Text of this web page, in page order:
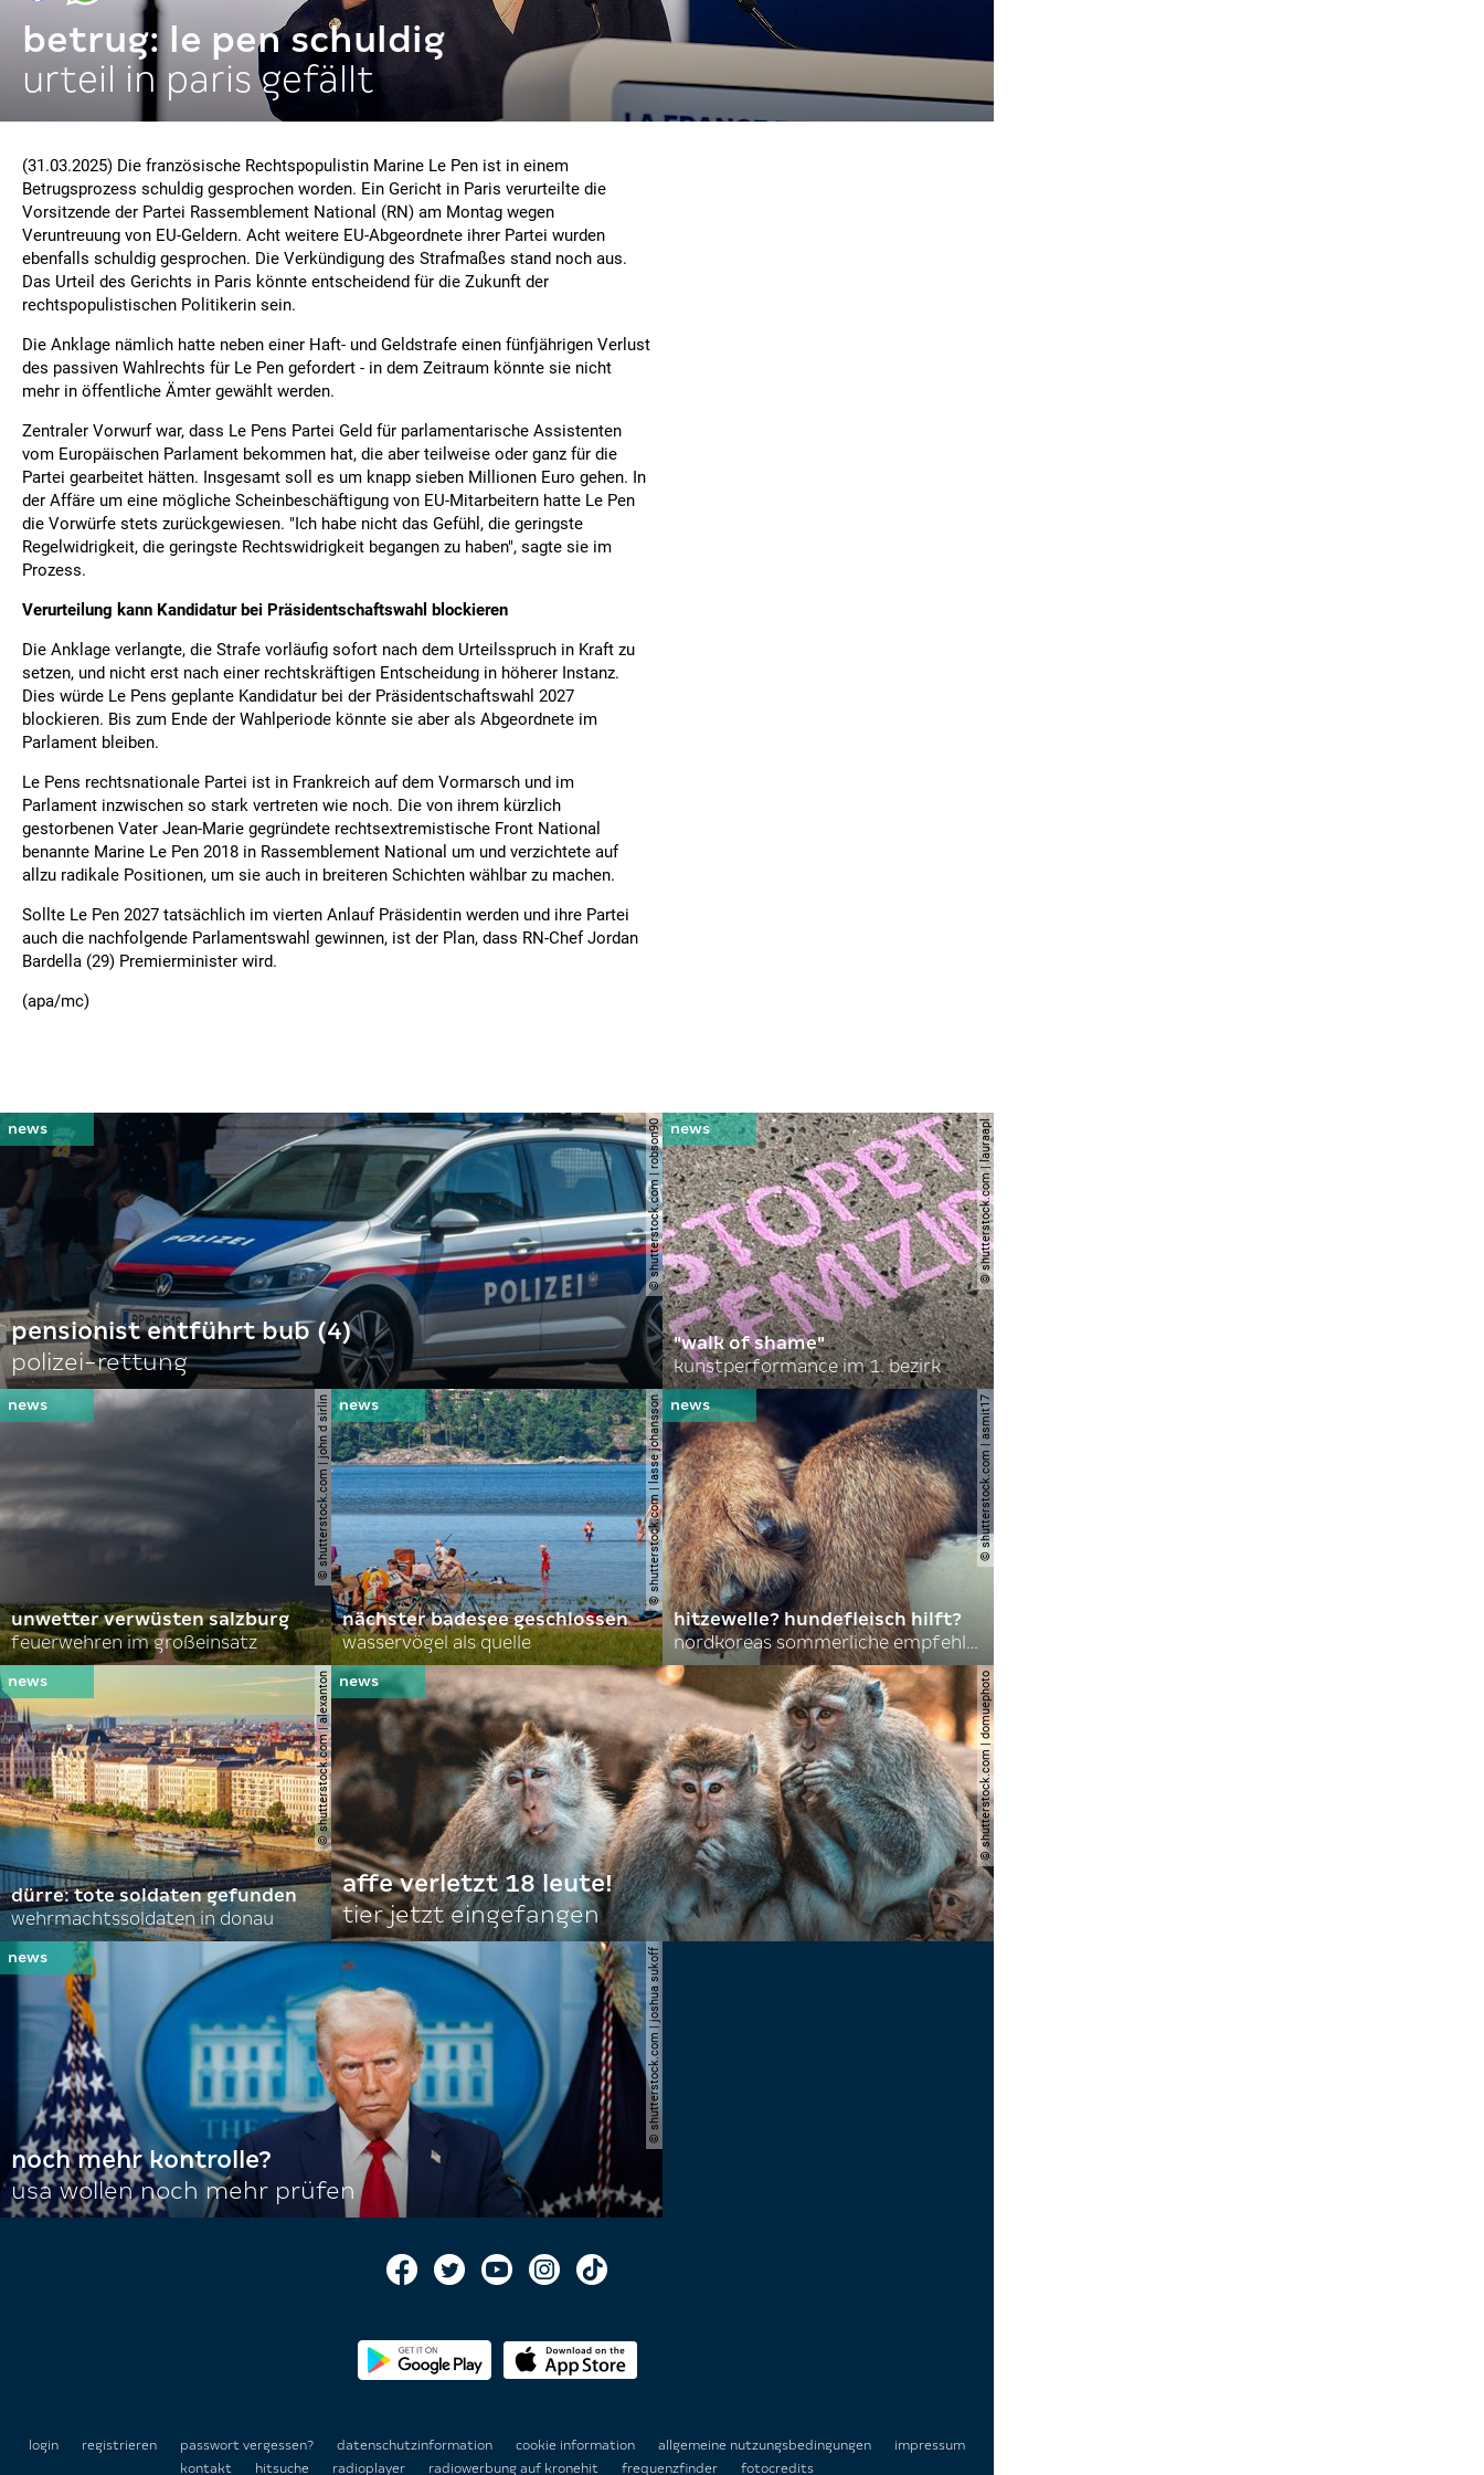
betrug: le pen schuldig
urteil in paris gefällt
(31.03.2025) Die französische Rechtspopulistin Marine Le Pen ist in einem
Betrugsprozess schuldig gesprochen worden. Ein Gericht in Paris verurteilte die
Vorsitzende der Partei Rassemblement National (RN) am Montag wegen
Veruntreuung von EU-Geldern. Acht weitere EU-Abgeordnete ihrer Partei wurden
ebenfalls schuldig gesprochen. Die Verkündigung des Strafmaßes stand noch aus.
Das Urteil des Gerichts in Paris könnte entscheidend für die Zukunft der
rechtspopulistischen Politikerin sein.
Die Anklage nämlich hatte neben einer Haft- und Geldstrafe einen fünfjährigen Verlust
des passiven Wahlrechts für Le Pen gefordert - in dem Zeitraum könnte sie nicht
mehr in öffentliche Ämter gewählt werden.
Zentraler Vorwurf war, dass Le Pens Partei Geld für parlamentarische Assistenten
vom Europäischen Parlament bekommen hat, die aber teilweise oder ganz für die
Partei gearbeitet hätten. Insgesamt soll es um knapp sieben Millionen Euro gehen. In
der Affäre um eine mögliche Scheinbeschäftigung von EU-Mitarbeitern hatte Le Pen
die Vorwürfe stets zurückgewiesen. "Ich habe nicht das Gefühl, die geringste
Regelwidrigkeit, die geringste Rechtswidrigkeit begangen zu haben", sagte sie im
Prozess.
Verurteilung kann Kandidatur bei Präsidentschaftswahl blockieren
Die Anklage verlangte, die Strafe vorläufig sofort nach dem Urteilsspruch in Kraft zu
setzen, und nicht erst nach einer rechtskräftigen Entscheidung in höherer Instanz.
Dies würde Le Pens geplante Kandidatur bei der Präsidentschaftswahl 2027
blockieren. Bis zum Ende der Wahlperiode könnte sie aber als Abgeordnete im
Parlament bleiben.
Le Pens rechtsnationale Partei ist in Frankreich auf dem Vormarsch und im
Parlament inzwischen so stark vertreten wie noch. Die von ihrem kürzlich
gestorbenen Vater Jean-Marie gegründete rechtsextremistische Front National
benannte Marine Le Pen 2018 in Rassemblement National um und verzichtete auf
allzu radikale Positionen, um sie auch in breiteren Schichten wählbar zu machen.
Sollte Le Pen 2027 tatsächlich im vierten Anlauf Präsidentin werden und ihre Partei
auch die nachfolgende Parlamentswahl gewinnen, ist der Plan, dass RN-Chef Jordan
Bardella (29) Premierminister wird.
(apa/mc)
© shutterstock.com | robson90
pensionist entführt bub (4)
polizei-rettung
© shutterstock.com | lauraapl
"walk of shame"
kunstperformance im 1. bezirk
© shutterstock.com | john d sirlin
unwetter verwüsten salzburg
feuerwehren im großeinsatz
© shutterstock.com | lasse johansson
nächster badesee geschlossen
wasservögel als quelle
© shutterstock.com | asmit17
hitzewelle? hundefleisch hilft?
nordkoreas sommerliche empfehlungen
© shutterstock.com | alexanton
dürre: tote soldaten gefunden
wehrmachtssoldaten in donau
© shutterstock.com | domuephoto
affe verletzt 18 leute!
tier jetzt eingefangen
© shutterstock.com | joshua sukoff
noch mehr kontrolle?
usa wollen noch mehr prüfen
login registrieren passwort vergessen? datenschutzinformation cookie information allgemeine nutzungsbedingungen
impressum
kontakt
hitsuche radioplayer radiowerbung auf kronehit frequenzfinder fotocredits